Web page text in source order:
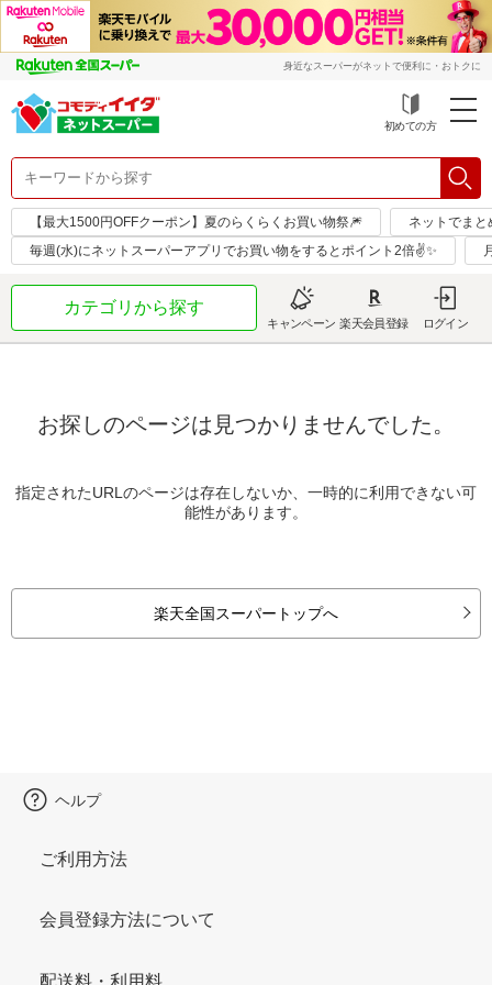
身近なスーパーがネットで便利に・おトクに
初めての方
【最大1500円OFFクーポン】夏のらくらくお買い物祭🎆
ネットでまと
毎週(水)にネットスーパーアプリでお買い物をするとポイント2倍✌✨
カテゴリから探す
キャンペーン 楽天会員登録 ログイン
お探しのページは見つかりませんでした。
指定されたURLのページは存在しないか、一時的に利用できない可
能性があります。
楽天全国スーパートップへ
ヘルプ
ご利用方法
会員登録方法について
配送料・利用料